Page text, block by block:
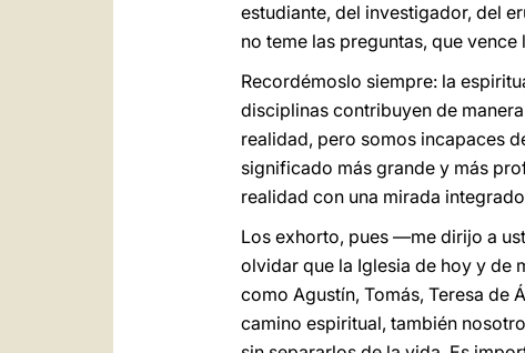
estudiante, del investigador, del
no teme las preguntas, que
Recordémoslo siempre: la
disciplinas contribuyen de
realidad, pero somos incapaces
significado más grande y más
realidad con una mirada
Los exhorto, pues —me dirijo a
olvidar que la Iglesia de hoy y de
como Agustín, Tomás, Teresa de
camino espiritual, también